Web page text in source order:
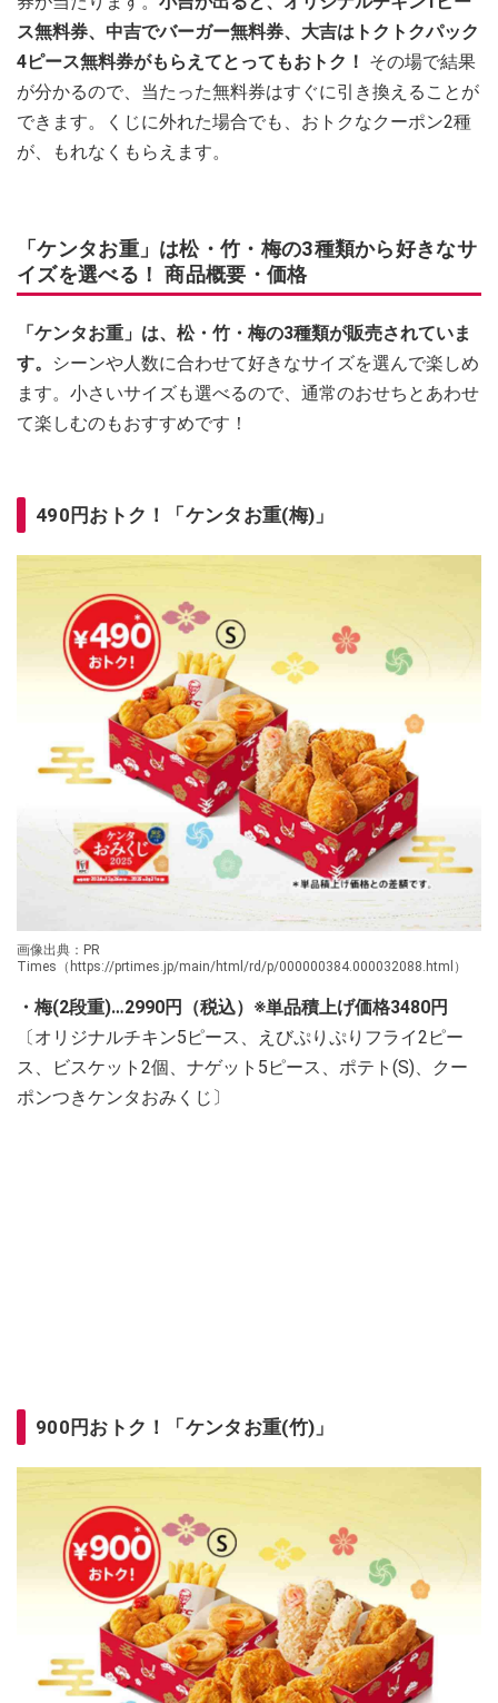
ス無料券、中吉でバーガー無料券、大吉はトクトクパック
4ピース無料券がもらえてとってもおトク！ その場で結果
が分かるので、当たった無料券はすぐに引き換えることが
できます。くじに外れた場合でも、おトクなクーポン2種
が、もれなくもらえます。
「ケンタお重」は松・竹・梅の3種類から好きなサ
イズを選べる！ 商品概要・価格
「ケンタお重」は、松・竹・梅の3種類が販売されていま
す。
シーンや人数に合わせて好きなサイズを選んで楽しめ
ます。小さいサイズも選べるので、通常のおせちとあわせ
て楽しむのもおすすめです！
490円おトク！「ケンタお重(梅)」
画像出典：PR
Times（https://prtimes.jp/main/html/rd/p/000000384.000032088.html）
・梅(2段重)…2990円（税込）※単品積上げ価格3480円
〔オリジナルチキン5ピース、えびぷりぷりフライ2ピー
ス、ビスケット2個、ナゲット5ピース、ポテト(S)、クー
ポンつきケンタおみくじ〕
900円おトク！「ケンタお重(竹)」